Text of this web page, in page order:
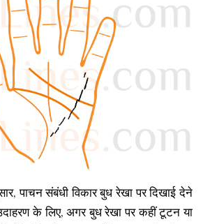
पाचन संबंधी विकार बुध रेखा पर दिखाई देने
के लिए, अगर बुध रेखा पर कहीं टूटन या